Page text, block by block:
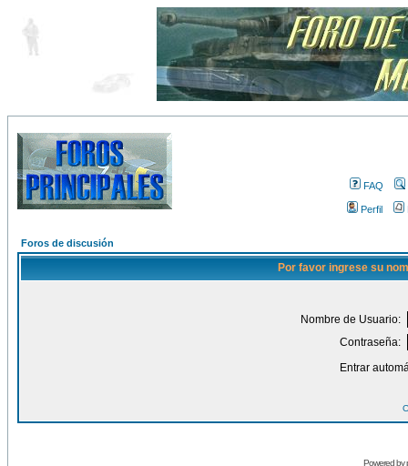
FAQ
Perfil
Foros de discusión
Por favor ingrese su
Nombre de Usuario:
Contraseña:
Entrar
Powered by